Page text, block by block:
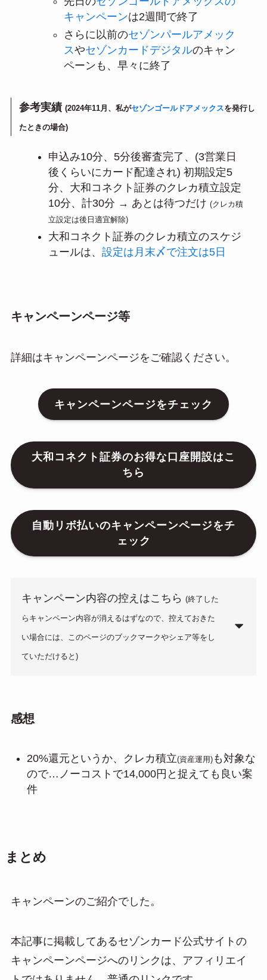
キャンペーンは2週間で終了
さらに以前のセゾンパールアメック
スやセゾンカードデジタルのキャン
ペーンも、早々に終了
参考実績(2024年11月、私がセゾンゴールドアメックスを発行し
たときの場合)
申込み10分、5分後審査完了、(3営業日
後くらいにカード配達され) 初期設定5
分、大和コネクト証券のクレカ積立設定
10分、計30分 → あとは待つだけ (クレカ積
立設定は後日適宜解除)
大和コネクト証券のクレカ積立のスケジ
ュールは、 設定は月末〆で注文は5日
キャンペーンページ等
詳細はキャンペーンページをご確認ください。
キャンペーンページをチェック
大和コネクト証券のお得な口座開設はこ
ちら
自動リボ払いのキャンペーンページをチ
ェック
キャンペーン内容の控えはこちら (終了した
らキャンペーン内容が消えるはずなので、控えておきた
い場合には、このページのブックマークやシェア等をし
ていただけると)
感想
20%還元というか、クレカ積立(資産運用)も対象な
ので…ノーコストで14,000円と捉えても良い案
件
まとめ
キャンペーンのご紹介でした。
本記事に掲載してあるセゾンカード公式サイトの
キャンペーンページへのリンクは、アフィリエイ